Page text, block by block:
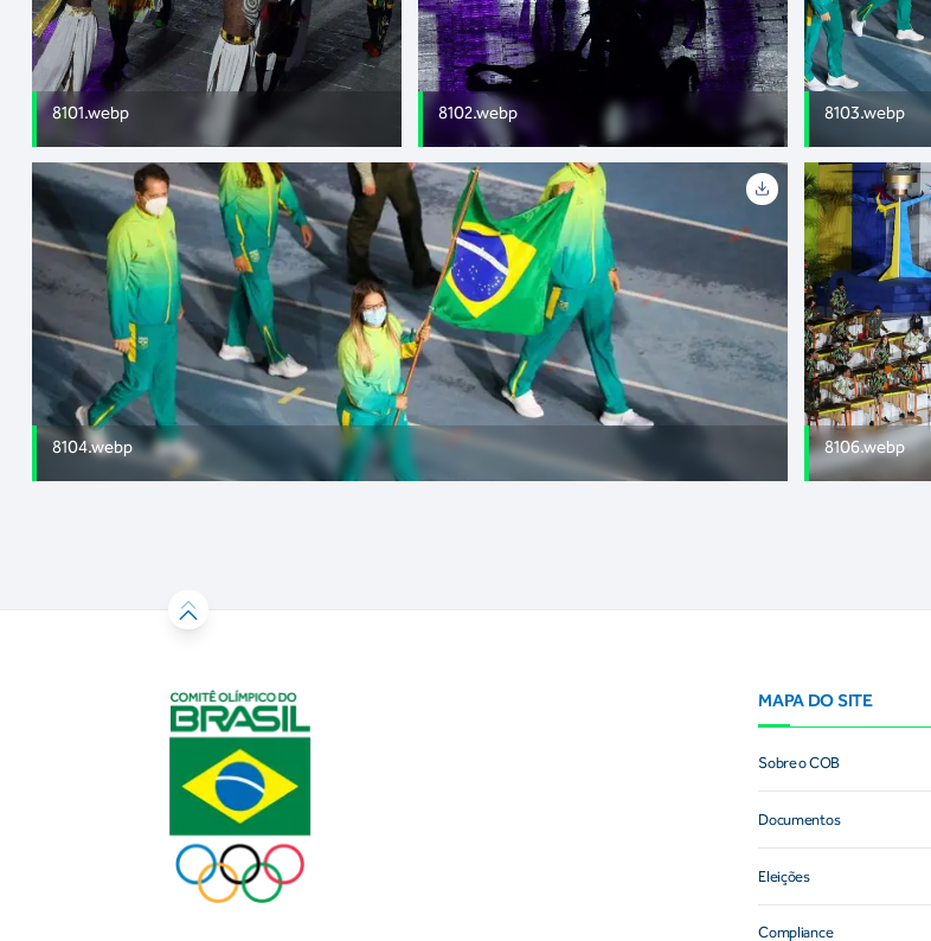
8101.webp 8102.webp 8103.webp
8104.webp 8106.webp
MAPA DO SITE
Sobre o COB
Documentos
Eleições
Compliance